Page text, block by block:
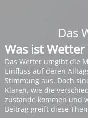
Das
Was ist Wetter
Das Wetter umgibt die
Einfluss auf deren
Stimmung aus. Doch
Klaren, wie die
zustande kommen und
Beitrag greift diese